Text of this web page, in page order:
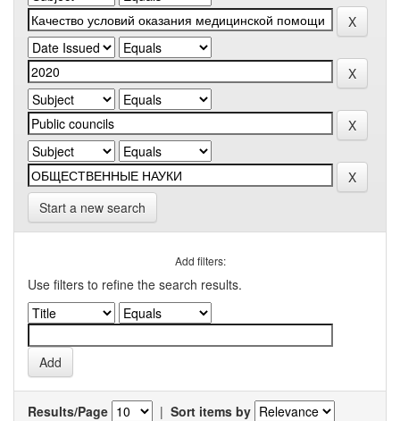
Start a new search
Add filters:
Use filters to refine the search results.
Results/Page | Sort items by